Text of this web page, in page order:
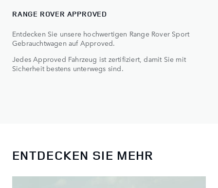
RANGE ROVER APPROVED
Entdecken Sie unsere hochwertigen Range Rover Sport
Gebrauchtwagen auf Approved.
Jedes Approved Fahrzeug ist zertifiziert, damit Sie mit
Sicherheit bestens unterwegs sind.
ENTDECKEN SIE MEHR